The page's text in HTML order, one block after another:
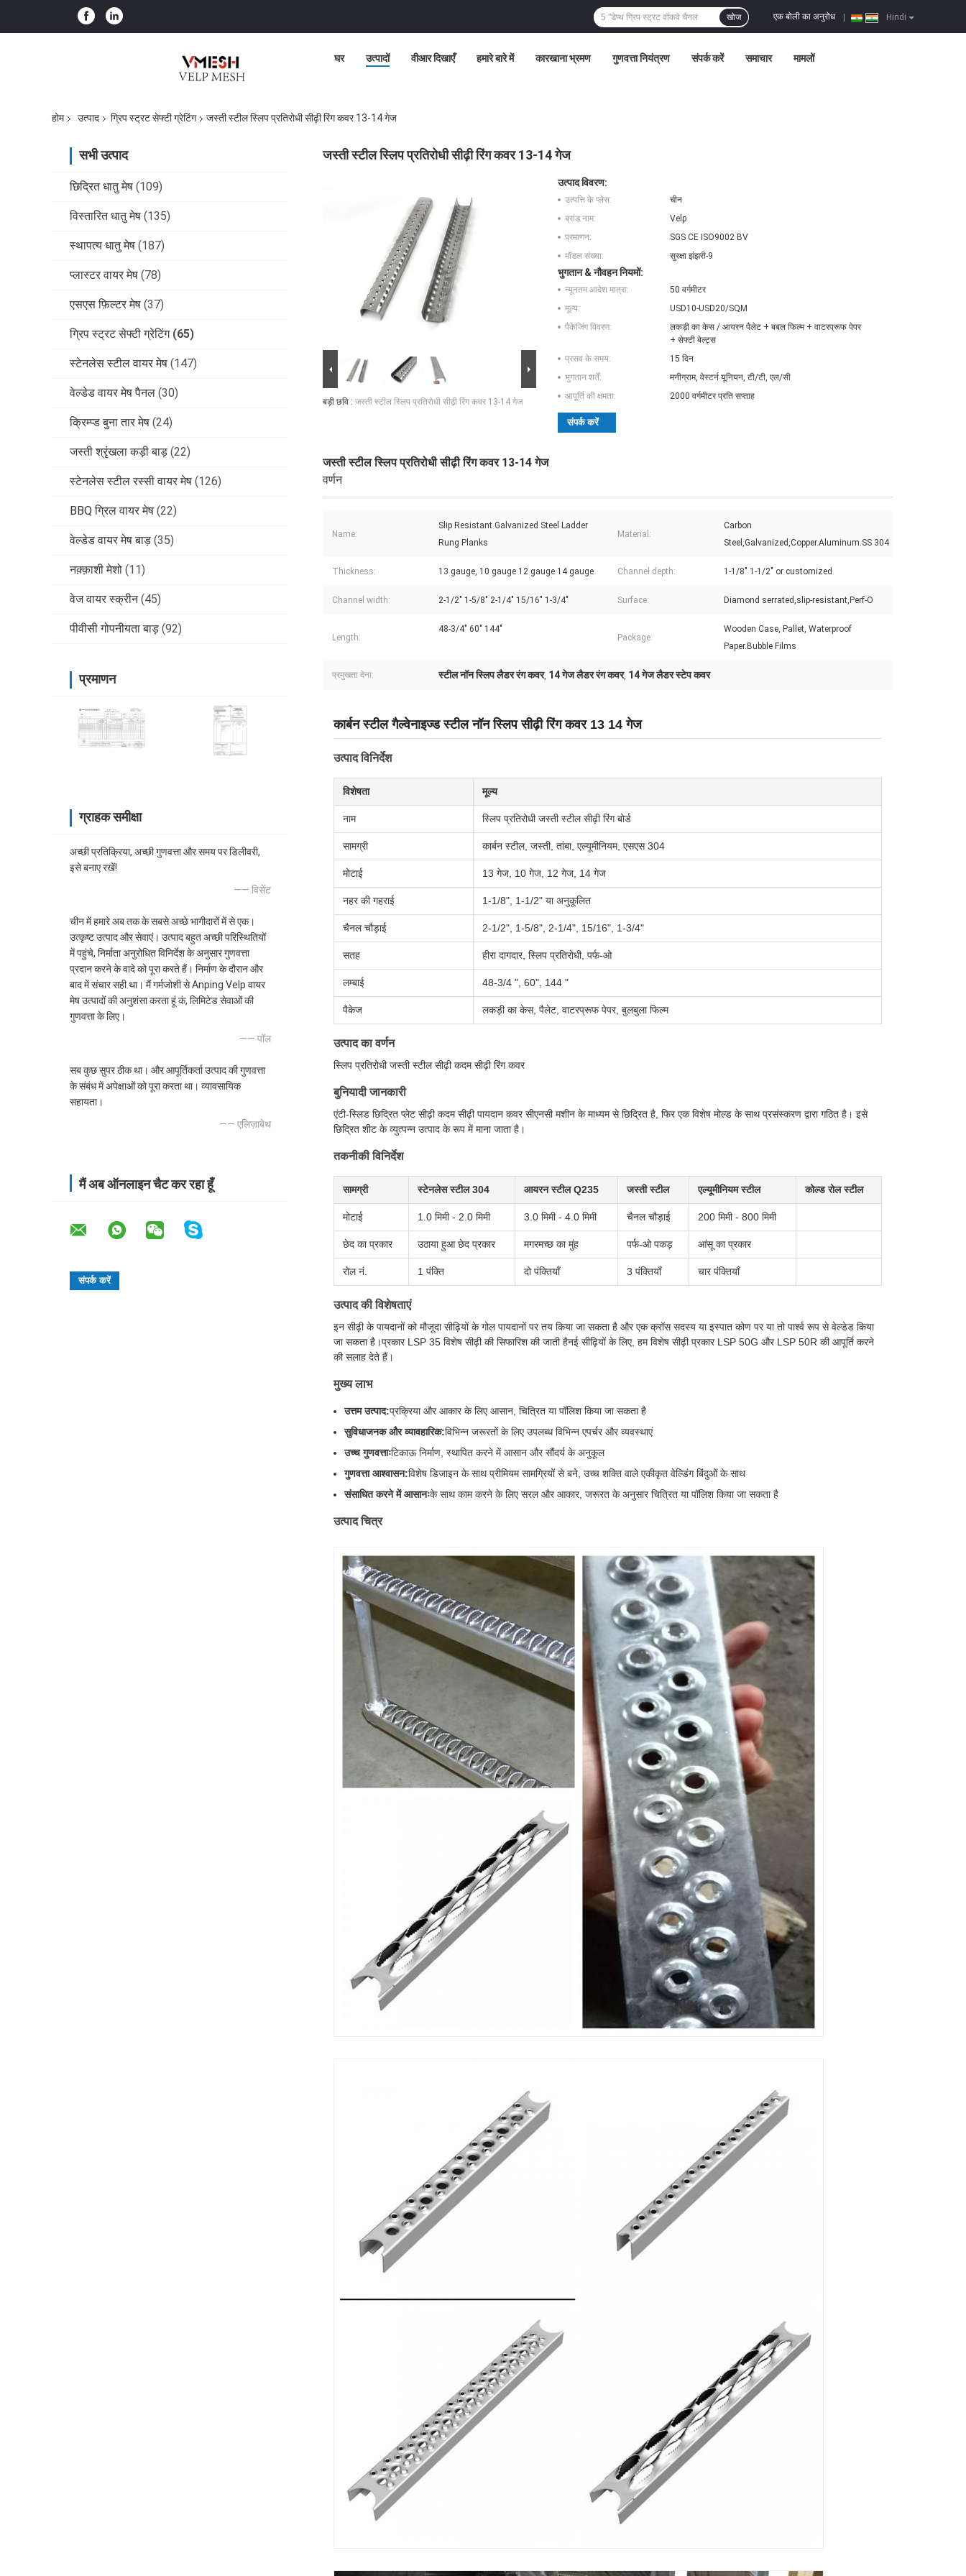
Hindi
एक बोली का अनुरोध
खोज
घर उत्पादों वीआर दिखाएँ हमारे बारे में कारखाना भ्रमण गुणवत्ता नियंत्रण संपर्क करें समाचार मामलों
होम उत्पाद ग्रिप स्ट्रट सेफ्टी ग्रेटिंग जस्ती स्टील स्लिप प्रतिरोधी सीढ़ी रिंग कवर 13-14 गेज
सभी उत्पाद
छिद्रित धातु मेष (109)
विस्तारित धातु मेष (135)
स्थापत्य धातु मेष (187)
प्लास्टर वायर मेष (78)
एसएस फ़िल्टर मेष (37)
ग्रिप स्ट्रट सेफ्टी ग्रेटिंग (65)
स्टेनलेस स्टील वायर मेष (147)
वेल्डेड वायर मेष पैनल (30)
क्रिम्प्ड बुना तार मेष (24)
जस्ती श्रृंखला कड़ी बाड़ (22)
स्टेनलेस स्टील रस्सी वायर मेष (126)
BBQ ग्रिल वायर मेष (22)
वेल्डेड वायर मेष बाड़ (35)
नक़्क़ाशी मेशो (11)
वेज वायर स्क्रीन (45)
पीवीसी गोपनीयता बाड़ (92)
प्रमाणन
ग्राहक समीक्षा
अच्छी प्रतिक्रिया, अच्छी गुणवत्ता और समय पर डिलीवरी,
इसे बनाए रखें!
—— विसेंट
चीन में हमारे अब तक के सबसे अच्छे भागीदारों में से एक।
उत्कृष्ट उत्पाद और सेवाएं। उत्पाद बहुत अच्छी परिस्थितियों
में पहुंचे, निर्माता अनुरोधित विनिर्देश के अनुसार गुणवत्ता
प्रदान करने के वादे को पूरा करते हैं। निर्माण के दौरान और
बाद में संचार सही था। मैं गर्मजोशी से Anping Velp वायर
मेष उत्पादों की अनुशंसा करता हूं कं, लिमिटेड सेवाओं की
गुणवत्ता के लिए।
—— पॉल
सब कुछ सुपर ठीक था। और आपूर्तिकर्ता उत्पाद की गुणवत्ता
के संबंध में अपेक्षाओं को पूरा करता था। व्यावसायिक
सहायता।
—— एलिज़ाबेथ
मैं अब ऑनलाइन चैट कर रहा हूँ
जस्ती स्टील स्लिप प्रतिरोधी सीढ़ी रिंग कवर 13-14 गेज
बड़ी छवि : जस्ती स्टील स्लिप प्रतिरोधी सीढ़ी रिंग कवर 13-14 गेज
उत्पाद विवरण:
उत्पत्ति के प्लेस:
चीन
ब्रांड नाम:
Velp
प्रमाणन:
SGS CE ISO9002 BV
मॉडल संख्या:
सुरक्षा झंझरी-9
भुगतान & नौवहन नियमों:
न्यूनतम आदेश मात्रा:
50 वर्गमीटर
मूल्य:
USD10-USD20/SQM
पैकेजिंग विवरण:
लकड़ी का केस / आयरन पैलेट + बबल फिल्म + वाटरप्रूफ पेपर
+ सेफ्टी बेल्ट्स
प्रसव के समय:
15 दिन
भुगतान शर्तें:
मनीग्राम, वेस्टर्न यूनियन, टी/टी, एल/सी
आपूर्ति की क्षमता:
2000 वर्गमीटर प्रति सप्ताह
संपर्क करें
जस्ती स्टील स्लिप प्रतिरोधी सीढ़ी रिंग कवर 13-14 गेज
वर्णन
Name:
Slip Resistant Galvanized Steel Ladder
Rung Planks
Material:
Carbon
Steel,Galvanized,Copper.Aluminum.SS 304
Thickness: 13 gauge, 10 gauge 12 gauge 14 gauge Channel depth: 1-1/8" 1-1/2" or customized
Channel width: 2-1/2" 1-5/8" 2-1/4" 15/16" 1-3/4" Surface: Diamond serrated,slip-resistant,Perf-O
Length:
48-3/4" 60" 144"
Package:
Wooden Case, Pallet, Waterproof
Paper.Bubble Films
प्रमुखता देना: स्टील नॉन स्लिप लैडर रंग कवर, 14 गेज लैडर रंग कवर, 14 गेज लैडर स्टेप कवर
कार्बन स्टील गैल्वेनाइज्ड स्टील नॉन स्लिप सीढ़ी रिंग कवर 13 14 गेज
उत्पाद विनिर्देश
विशेषता मूल्य
नाम स्लिप प्रतिरोधी जस्ती स्टील सीढ़ी रिंग बोर्ड
सामग्री कार्बन स्टील, जस्ती, तांबा, एल्यूमीनियम, एसएस 304
मोटाई 13 गेज, 10 गेज, 12 गेज, 14 गेज
नहर की गहराई 1-1/8", 1-1/2" या अनुकूलित
चैनल चौड़ाई 2-1/2", 1-5/8", 2-1/4", 15/16", 1-3/4"
सतह हीरा दागदार, स्लिप प्रतिरोधी, पर्फ-ओ
लम्बाई 48-3/4 ", 60", 144 "
पैकेज लकड़ी का केस, पैलेट, वाटरप्रूफ पेपर, बुलबुला फिल्म
उत्पाद का वर्णन
स्लिप प्रतिरोधी जस्ती स्टील सीढ़ी कदम सीढ़ी रिंग कवर
बुनियादी जानकारी
एंटी-स्लिड छिद्रित प्लेट सीढ़ी कदम सीढ़ी पायदान कवर सीएनसी मशीन के माध्यम से छिद्रित है, फिर एक विशेष मोल्ड के साथ प्रसंस्करण द्वारा गठित है। इसे
छिद्रित शीट के व्युत्पन्न उत्पाद के रूप में माना जाता है।
तकनीकी विनिर्देश
सामग्री स्टेनलेस स्टील 304 आयरन स्टील Q235 जस्ती स्टील एल्यूमीनियम स्टील कोल्ड रोल स्टील
मोटाई 1.0 मिमी - 2.0 मिमी 3.0 मिमी - 4.0 मिमी चैनल चौड़ाई 200 मिमी - 800 मिमी
छेद का प्रकार उठाया हुआ छेद प्रकार मगरमच्छ का मुंह पर्फ-ओ पकड़ आंसू का प्रकार
रोल नं. 1 पंक्ति दो पंक्तियाँ 3 पंक्तियाँ चार पंक्तियाँ
उत्पाद की विशेषताएं
इन सीढ़ी के पायदानों को मौजूदा सीढ़ियों के गोल पायदानों पर तय किया जा सकता है और एक क्रॉस सदस्य या इस्पात कोण पर या तो पार्श्व रूप से वेल्डेड किया
जा सकता है।प्रकार LSP 35 विशेष सीढ़ी की सिफारिश की जाती हैनई सीढ़ियों के लिए, हम विशेष सीढ़ी प्रकार LSP 50G और LSP 50R की आपूर्ति करने
की सलाह देते हैं।
मुख्य लाभ
उत्तम उत्पाद:प्रक्रिया और आकार के लिए आसान, चित्रित या पॉलिश किया जा सकता है
सुविधाजनक और व्यावहारिक:विभिन्न जरूरतों के लिए उपलब्ध विभिन्न एपर्चर और व्यवस्थाएं
उच्च गुणवत्ताःटिकाऊ निर्माण, स्थापित करने में आसान और सौंदर्य के अनुकूल
गुणवत्ता आश्वासन:विशेष डिजाइन के साथ प्रीमियम सामग्रियों से बने, उच्च शक्ति वाले एकीकृत वेल्डिंग बिंदुओं के साथ
संसाधित करने में आसानःके साथ काम करने के लिए सरल और आकार, जरूरत के अनुसार चित्रित या पॉलिश किया जा सकता है
उत्पाद चित्र